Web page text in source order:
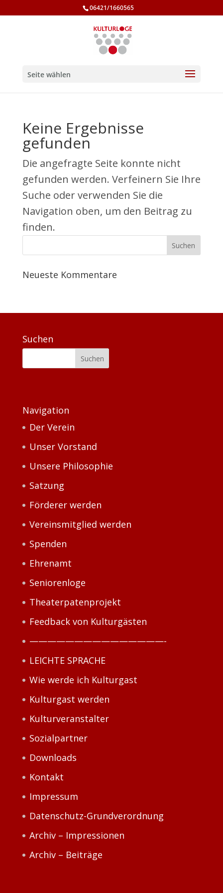
06421/1660565
Seite wählen
Keine Ergebnisse
gefunden
Die angefragte Seite konnte nicht
gefunden werden. Verfeinern Sie Ihre
Suche oder verwenden Sie die
Navigation oben, um den Beitrag zu
finden.
Neueste Kommentare
Suchen
Navigation
Der Verein
Unser Vorstand
Unsere Philosophie
Satzung
Förderer werden
Vereinsmitglied werden
Spenden
Ehrenamt
Seniorenloge
Theaterpatenprojekt
Feedback von Kulturgästen
———————————————-
LEICHTE SPRACHE
Wie werde ich Kulturgast
Kulturgast werden
Kulturveranstalter
Sozialpartner
Downloads
Kontakt
Impressum
Datenschutz-Grundverordnung
Archiv – Impressionen
Archiv – Beiträge